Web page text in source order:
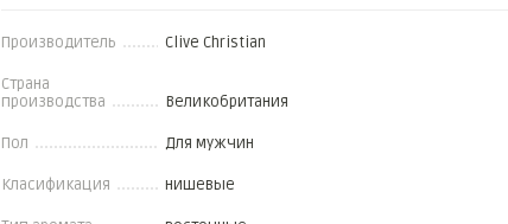
Производитель Clive Christian
Страна
производства
Великобритания
Пол Для мужчин
Класификация нишевые